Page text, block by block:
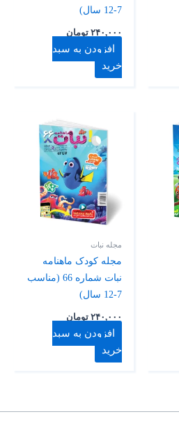
7-12 سال)
۲۴۰,۰۰۰ تومان
افزودن به سبد
خرید
مجله نبات
مجله کودک ماهنامه
نبات شماره 66 (مناسب
7-12 سال)
۲۴۰,۰۰۰ تومان
افزودن به سبد
خرید